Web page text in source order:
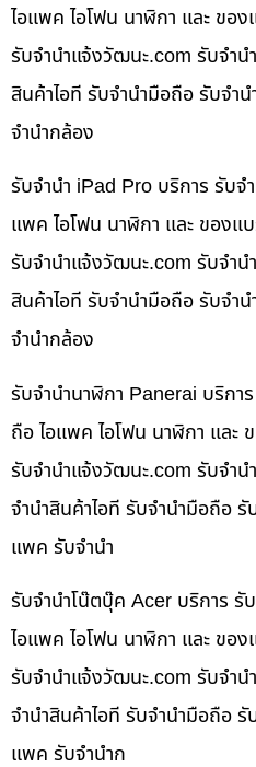
ไอแพค ไอโฟน นาฬิกา และ ขอ
รับจํานําแจ้งวัฒนะ.com รับจำ
สินค้าไอที รับจำนำมือถือ รับจำ
จำนำกล้อง
รับจำนำ iPad Pro บริการ รับจ
แพค ไอโฟน นาฬิกา และ ของแ
รับจํานําแจ้งวัฒนะ.com รับจำน
สินค้าไอที รับจำนำมือถือ รับจำ
จำนำกล้อง
รับจำนำนาฬิกา Panerai บริกา
ถือ ไอแพค ไอโฟน นาฬิกา และ
รับจํานําแจ้งวัฒนะ.com รับจำ
จำนำสินค้าไอที รับจำนำมือถือ
แพค รับจำนำ
รับจำนำโน๊ตบุ๊ค Acer บริการ รั
ไอแพค ไอโฟน นาฬิกา และ ขอ
รับจํานําแจ้งวัฒนะ.com รับจำ
จำนำสินค้าไอที รับจำนำมือถือ
แพค รับจำนำก